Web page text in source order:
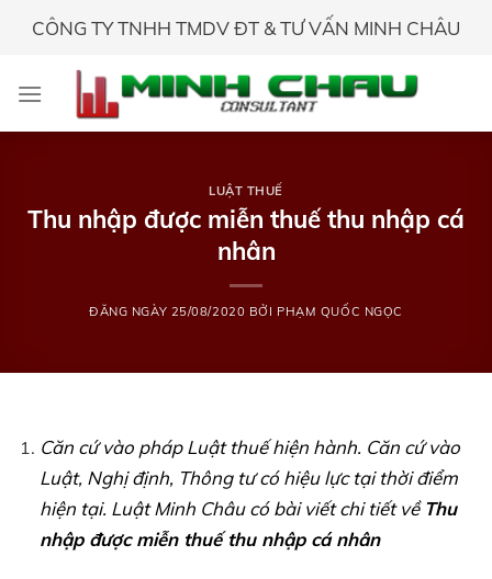
CÔNG TY TNHH TMDV ĐT & TƯ VẤN MINH CHÂU
LUẬT THUẾ
Thu nhập được miễn thuế thu nhập cá
nhân
ĐĂNG NGÀY 25/08/2020 BỞI PHẠM QUỐC NGỌC
Căn cứ vào pháp Luật thuế hiện hành. Căn cứ vào
Luật, Nghị định, Thông tư có hiệu lực tại thời điểm
hiện tại. Luật Minh Châu có bài viết chi tiết vềThu
nhập được miễn thuế thu nhập cá nhân